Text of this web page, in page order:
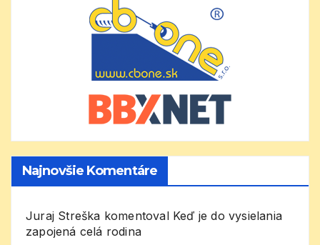
Najnovšie Komentáre
Juraj Streška komentoval Keď je do vysielania
zapojená celá rodina